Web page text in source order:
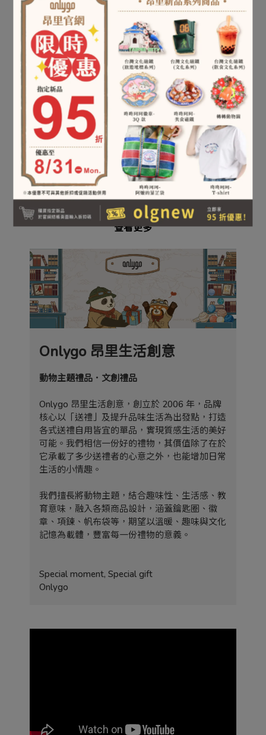
比利時【Metalmorphose】公
NT$349
加入購物車
補貨中｜比利時
【Metalmorphose】卡帶鑰匙
NT$399
查看更多
Onlygo 昂里生活創意
動物主題禮品．文創禮品
Onlygo 昂里生活創意，創立於 2006 年，品牌
核心以「送禮」及提升品味生活為出發點，打造
各式送禮自用皆宜的單品，實現質感生活的美好
可能。我們相信一份好的禮物，其價值除了在於
它承載了多少送禮者的心意之外，也能增加日常
生活的小情趣。
我們擅長將動物主題，結合趣味性、生活感、教
育意味，融入各類商品設計，涵蓋鑰匙圈、徽
章、項鍊、帆布袋等，期望以溫暖、趣味與文化
記憶為載體，豐富每一份禮物的意義。
Special moment, Special gift
Onlygo